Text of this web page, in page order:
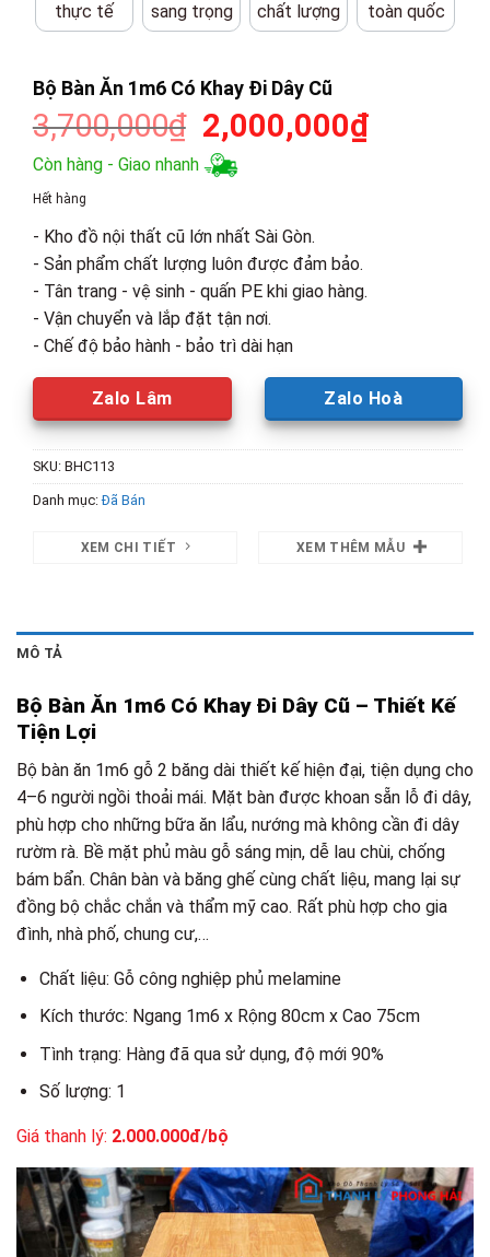
thực tế
sang trọng
chất lượng
toàn quốc
Bộ Bàn Ăn 1m6 Có Khay Đi Dây Cũ
3,700,000₫ Giá
gốc
là:
2,000,000₫Giá
Còn hàng - Giao nhanh
Hết hàng
- Kho đồ nội thất cũ lớn nhất Sài Gòn.
- Sản phẩm chất lượng luôn được đảm bảo.
- Tân trang - vệ sinh - quấn PE khi giao hàng.
- Vận chuyển và lắp đặt tận nơi.
- Chế độ bảo hành - bảo trì dài hạn
Zalo Lâm Zalo Hoà
SKU: BHC113
Danh mục:Đã Bán
XEM CHI TIẾT XEM THÊM MẪU
MÔ TẢ
Bộ Bàn Ăn 1m6 Có Khay Đi Dây Cũ – Thiết Kế
Tiện Lợi
Bộ bàn ăn 1m6 gỗ 2 băng dài thiết kế hiện đại, tiện dụng cho
4–6 người ngồi thoải mái. Mặt bàn được khoan sẵn lỗ đi dây,
phù hợp cho những bữa ăn lẩu, nướng mà không cần đi dây
rườm rà. Bề mặt phủ màu gỗ sáng mịn, dễ lau chùi, chống
bám bẩn. Chân bàn và băng ghế cùng chất liệu, mang lại sự
đồng bộ chắc chắn và thẩm mỹ cao. Rất phù hợp cho gia
đình, nhà phố, chung cư,…
Chất liệu: Gỗ công nghiệp phủ melamine
Kích thước: Ngang 1m6 x Rộng 80cm x Cao 75cm
Tình trạng: Hàng đã qua sử dụng, độ mới 90%
Số lượng: 1
Giá thanh lý: 2.000.000đ/bộ